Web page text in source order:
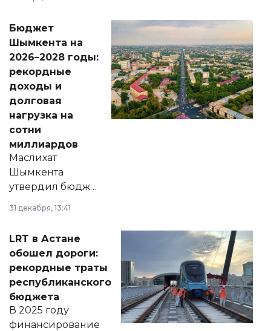
принести
народу
Венесуэлы.
Бюджет
Шымкента на
2026–2028 годы:
рекордные
доходы и
долговая
нагрузка на
сотни
миллиардов
Маслихат
Шымкента
утвердил бюджет
города на 2026–
2028 годы.
документ
появился в базе
нормативных
правовых актов и
на сайте маслихат
города.
31 декабря, 13:41
LRT в Астане
обошел дороги:
рекордные траты
республиканского
бюджета
В 2025 году
финансирование